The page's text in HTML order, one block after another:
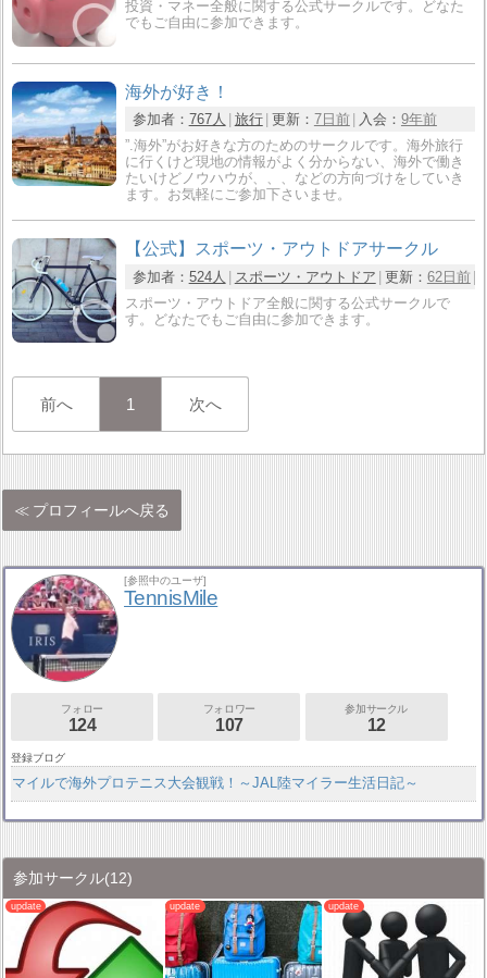
投資・マネー全般に関する公式サークルです。どなた
でもご自由に参加できます。
海外が好き！
参加者： 767人 旅行 更新： 7日前 入会： 9年前
”.海外”がお好きな方のためのサークルです。海外旅行
に行くけど現地の情報がよく分からない、海外で働き
たいけどノウハウが、、、などの方向づけをしていき
ます。お気軽にご参加下さいませ。
【公式】スポーツ・アウトドアサークル
参加者： 524人 スポーツ・アウトドア 更新： 62日前
スポーツ・アウトドア全般に関する公式サークルで
す。どなたでもご自由に参加できます。
前へ 1 次へ
プロフィールへ戻る
[参照中のユーザ]
TennisMile
フォロー
124
フォロワー
107
参加サークル
12
登録ブログ
マイルで海外プロテニス大会観戦！～JAL陸マイラー生活日記～
参加サークル(12)